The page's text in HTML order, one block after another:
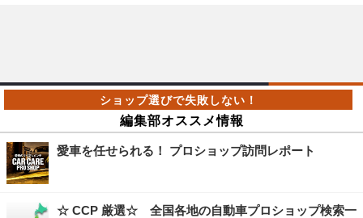
編集部オススメ情報
愛車を任せられる！ プロショップ訪問レポート
☆ CCP 厳選☆ 全国各地の自動車プロショップ検索一